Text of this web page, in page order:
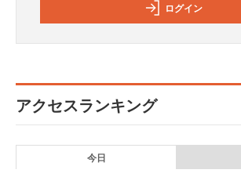
ログイン
アクセスランキング
今日